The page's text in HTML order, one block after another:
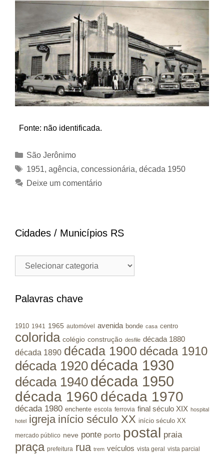
Fonte: não identificada.
Categorias
São Jerônimo
Tags
1951, agência, concessionária, década 1950
Deixe um comentário
Cidades / Municípios RS
Cidades
Municípios
Palavras chave
1910 1941 1965 automóvel avenida bonde casa centro
colorida colégio construção desfile década 1880
década 1890 década 1900 década 1910
década 1920 década 1930
década 1940 década 1950
década 1960 década 1970
década 1980 enchente escola ferrovia final século XIX hospital
hotel igreja início século XX início século XX
mercado público neve ponte porto postal praia
praça prefeitura rua trem veículos vista geral vista parcial